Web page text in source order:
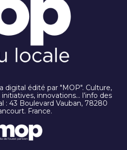
digital édité par "MOP". Culture,
innovations… l’info des
: 43 Boulevard Vauban, 78280
France.